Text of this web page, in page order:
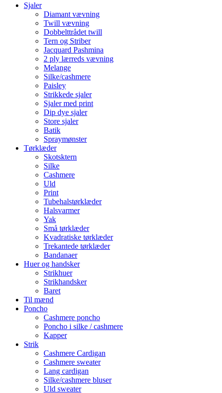
Sjaler
Diamant vævning
Twill vævning
Dobbelttrådet twill
Tern og Striber
Jacquard Pashmina
2 ply lærreds vævning
Melange
Silke/cashmere
Paisley
Strikkede sjaler
Sjaler med print
Dip dye sjaler
Store sjaler
Batik
Spraymønster
Tørklæder
Skotsktern
Silke
Cashmere
Uld
Print
Tubehalstørklæder
Halsvarmer
Yak
Små tørklæder
Kvadratiske tørklæder
Trekantede tørklæder
Bandanaer
Huer og handsker
Strikhuer
Strikhandsker
Baret
Til mænd
Poncho
Cashmere poncho
Poncho i silke / cashmere
Kapper
Strik
Cashmere Cardigan
Cashmere sweater
Lang cardigan
Silke/cashmere bluser
Uld sweater